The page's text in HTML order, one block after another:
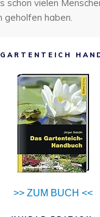
schon vielen
geholfen haben.
>> ZUM BUCH <<